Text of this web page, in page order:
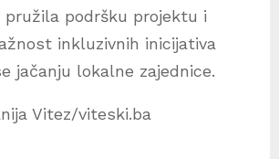
pružila podršku projektu i
inkluzivnih inicijativa
jačanju lokalne zajednice.
Vitez/viteski.ba